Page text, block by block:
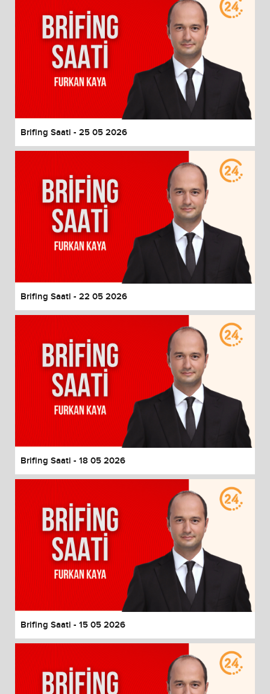
Brifing Saati - 25 05 2026
Brifing Saati - 22 05 2026
Brifing Saati - 18 05 2026
Brifing Saati - 15 05 2026